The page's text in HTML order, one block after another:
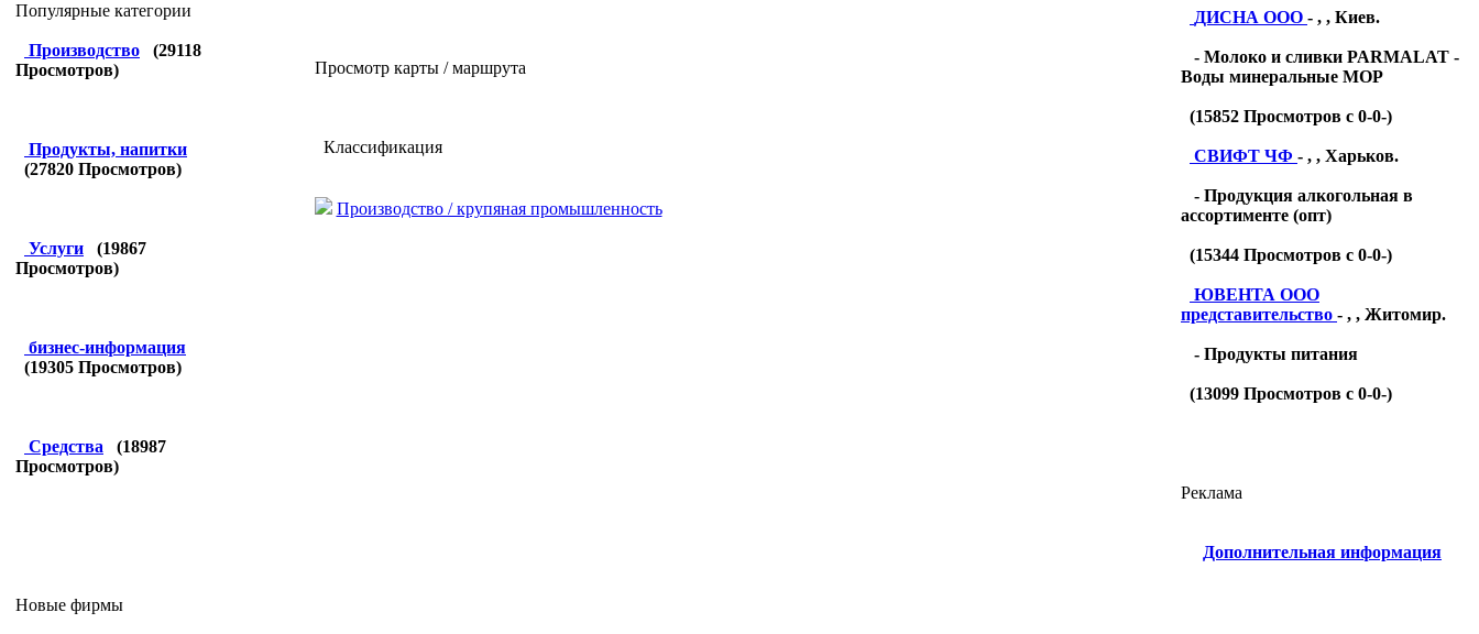
Популярные категории
Производство (29118
Просмотров)
Продукты, напитки
(27820 Просмотров)
Услуги (19867
Просмотров)
бизнес-информация
(19305 Просмотров)
Средства (18987
Просмотров)
Новые фирмы
Просмотр карты / маршрута
Классификация
Производство / крупяная промышленность
ДИСНА ООО - , , Киев.
- Молоко и сливки PARMALAT -
Воды минеральные МОР
(15852 Просмотров с 0-0-)
СВИФТ ЧФ - , , Харьков.
- Продукция алкогольная в
ассортименте (опт)
(15344 Просмотров с 0-0-)
ЮВЕНТА ООО
представительство - , , Житомир.
- Продукты питания
(13099 Просмотров с 0-0-)
Реклама
Дополнительная информация